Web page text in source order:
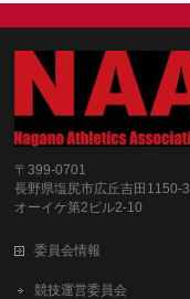
〒399-0701
長野県塩尻市広丘吉田1150-3
オーイケ第2ビル2-10
委員会情報
競技運営委員会